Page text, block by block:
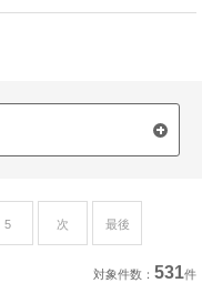
5 次 最後
対象件数： 531件